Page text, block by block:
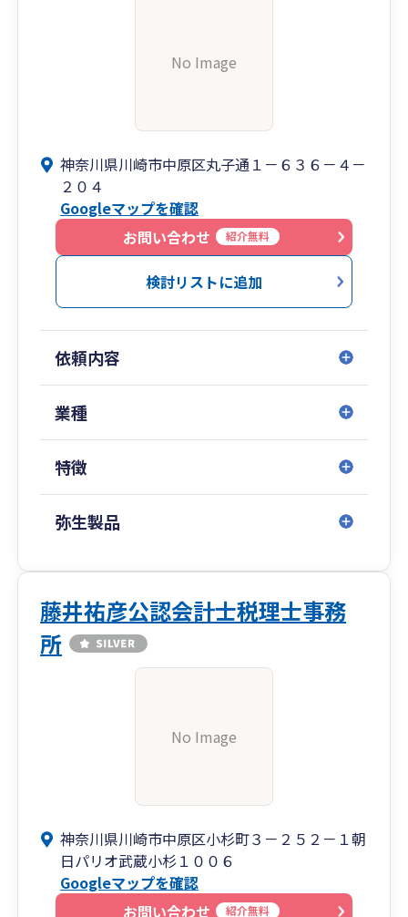
No Image
神奈川県川崎市中原区丸子通１－６３６－４－
２０４
Googleマップを確認
お問い合わせ
紹介無料
検討リストに追加
依頼内容
業種
特徴
弥生製品
藤井祐彦公認会計士税理士事務
所
No Image
神奈川県川崎市中原区小杉町３－２５２－１朝
日パリオ武蔵小杉１００６
Googleマップを確認
お問い合わせ
紹介無料